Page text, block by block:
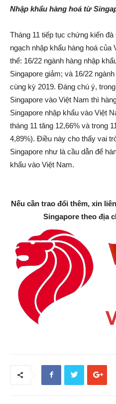
Nhập khẩu hàng hoá từ
Tháng 11 tiếp tục chứng kiến
ngạch nhập khẩu hàng hoá của
thể: 16/22 ngành hàng nhập
Singapore giảm; và 16/22
cùng kỳ 2019. Đáng chú ý,
Singapore vào Việt Nam thì
Singapore nhập khẩu vào Việt
tháng 11 tăng 12,66% và trong
4,89%). Điều này cho thấy vai
Singapore như là cầu dẫn để
khẩu vào Việt Nam.
Nếu cần trao đổi thêm, xin
Singapore theo địa